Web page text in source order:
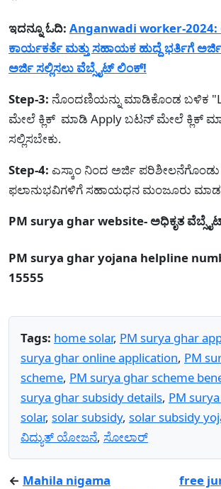
ಇದನ್ನೂ ಓದಿ: Anganwadi worker-
ಕಾರ್ಯಕರ್ತೆ ಮತ್ತು ಸಹಾಯಕ ಹುದ್ದೆ ಭರ್ತಿಗೆ ಅರ್ಜಿ
ಅರ್ಜಿ ಸಲ್ಲಿಸಲು ವೆಬ್ಸೈಟ್ ಲಿಂಕ್!
Step-3: ನೊಂದಣಿಯನ್ನು ಮಾಡಿಕೊಂಡ ಬಳಿಕ
ಮೇಲೆ ಕ್ಲಿಕ್ ಮಾಡಿ Apply ಬಟನ್ ಮೇಲೆ ಕ್ಲಿಕ್
ಸಲ್ಲಿಸಬೇಕು.
Step-4: ಎಸ್ಕಾಂ ನಿಂದ ಅರ್ಜಿ
ಫಲಾನುಭವಿಗಳಿಗೆ ಸಹಾಯಧನ ಮಂಜೂರು
PM surya ghar website- ಅಧಿಕೃತ
PM surya ghar yojana helpline
15555
Tags: home solar, PM surya ghar
surya ghar online application, PM
scheme, PM surya ghar scheme
surya ghar subsidy details, PM
solar, solar subsidy, solar subsidy
ವಿದ್ಯುತ್ ಯೋಜನೆ, ಸೋಲಾರ್
← Mahila nigama
free